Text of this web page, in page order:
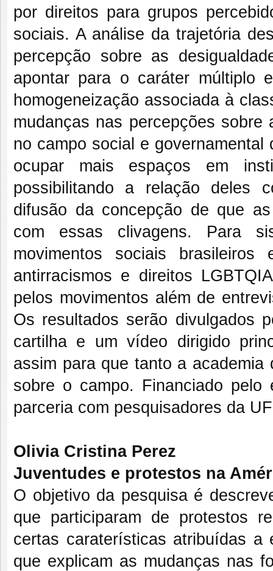
por direitos para grupos
sociais. A análise da trajetória
percepção sobre as
apontar para o caráter múltiplo
homogeneização associada à
mudanças nas percepções sobre
no campo social e
ocupar mais espaços em
possibilitando a relação deles
difusão da concepção de que
com essas clivagens. Para
movimentos sociais
antirracismos e direitos
pelos movimentos além de
Os resultados serão divulgados
cartilha e um vídeo dirigido
assim para que tanto a
sobre o campo. Financiado
parceria com pesquisadores da
Olivia Cristina Perez
Juventudes e protestos na
O objetivo da pesquisa é
que participaram de protestos
certas caraterísticas atribuídas a
que explicam as mudanças nas